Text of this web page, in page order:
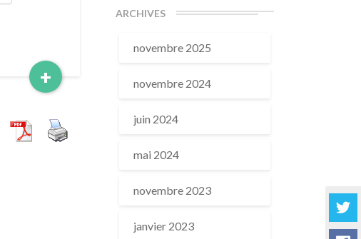
+Read
More
ARCHIVES
novembre 2025
novembre 2024
juin 2024
mai 2024
novembre 2023
janvier 2023